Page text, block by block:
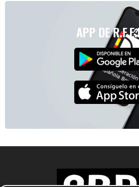
APP DE